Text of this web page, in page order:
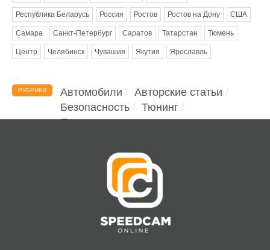
Республика Беларусь Россия Ростов Ростов на Дону США
Самара Санкт-Петербург Саратов Татарстан Тюмень
Центр Челябинск Чувашия Якутия Ярославль
РУБРИКИ Автомобили
Авторские статьи
Безопасность
Тюнинг
Помощь водителю